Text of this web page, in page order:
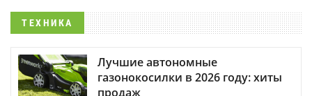
ТЕХНИКА
Лучшие автономные
газонокосилки в 2026 году: хиты
продаж